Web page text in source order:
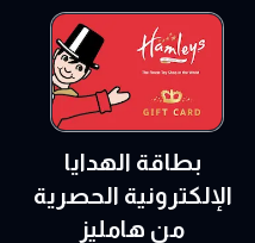
بطاقة الهدايا
الإلكترونية الحصرية
من هامليز